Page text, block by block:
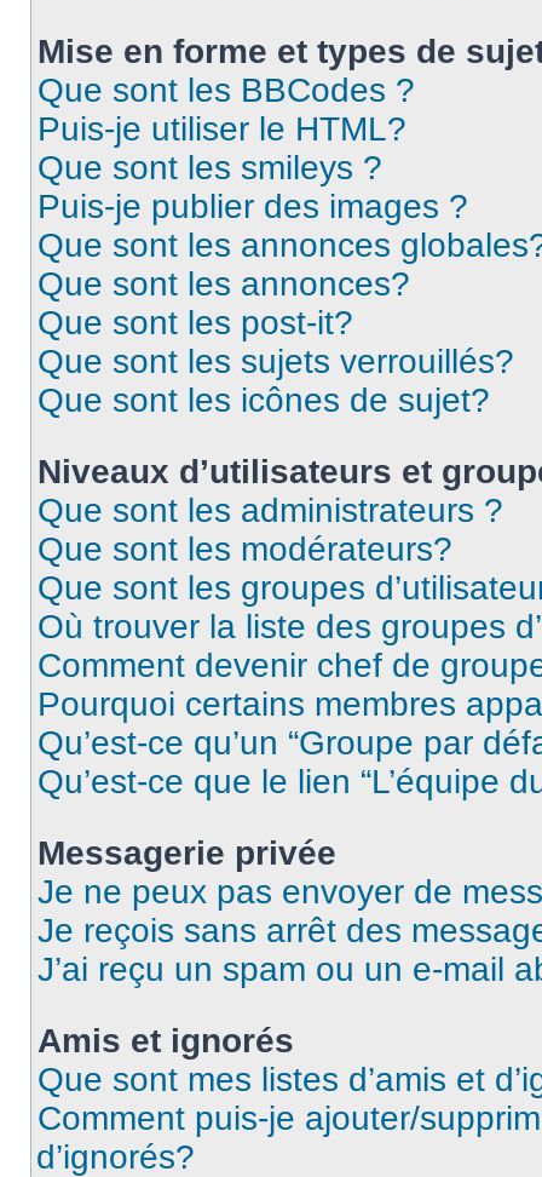
Mise en forme et types de
Que sont les BBCodes ?
Puis-je utiliser le HTML?
Que sont les smileys ?
Puis-je publier des images ?
Que sont les annonces
Que sont les annonces?
Que sont les post-it?
Que sont les sujets verrouillés?
Que sont les icônes de sujet?
Niveaux d’utilisateurs et
Que sont les administrateurs ?
Que sont les modérateurs?
Que sont les groupes
Où trouver la liste des groupes
Comment devenir chef de
Pourquoi certains membres
Qu’est-ce qu’un “Groupe par
Qu’est-ce que le lien “L’équipe
Messagerie privée
Je ne peux pas envoyer de
Je reçois sans arrêt des
J’ai reçu un spam ou un e-mail
Amis et ignorés
Que sont mes listes d’amis et
Comment puis-je ajouter/
d’ignorés?